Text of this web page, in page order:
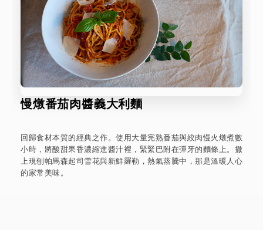
慢燉番茄肉醬義大利麵
回歸食材本質的經典之作。使用大量完熟番茄與絞肉慢火燉煮數
小時，將酸甜果香濃縮進醬汁裡，緊緊巴附在彈牙的麵條上。撒
上現刨帕馬森起司雪花與新鮮羅勒，熱氣蒸騰中，那是溫暖人心
的家常美味。